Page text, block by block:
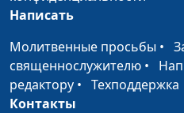
Поделки из
Салат «Кактус»
Написать
Молитвенные просьбы •
священнослужителю •
редактору • Техподдержка
Контакты